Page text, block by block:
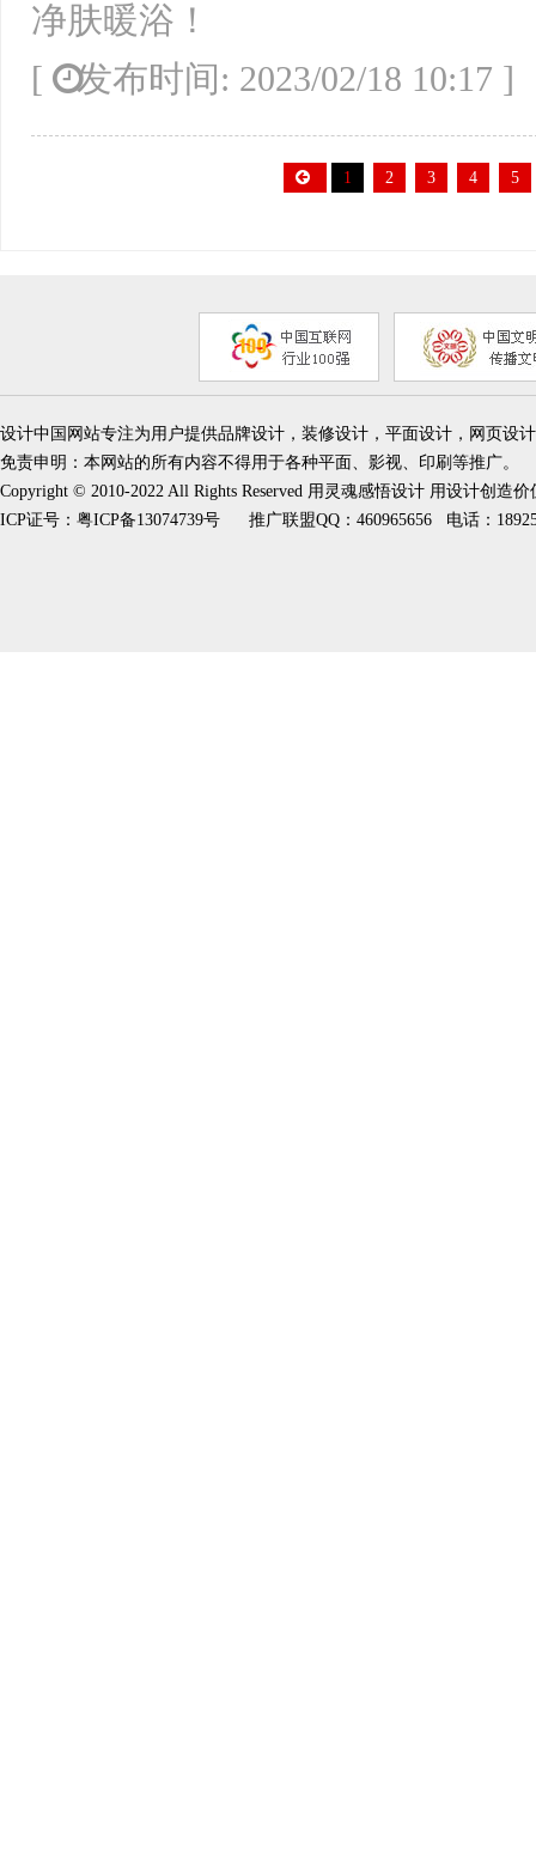
净肤暖浴！
[
发布时间: 2023/02/18
1 2 3 4 5
设计中国网站专注为用户提供品牌设计，装修设计，平面设计，网页设
免责申明：本网站的所有内容不得用于各种平面、影视、印刷等推广。
Copyright © 2010-2022 All Rights Reserved 用灵魂感悟设计 用设计创造
ICP证号： 粤ICP备13074739号 推广联盟QQ：460965656 电话：